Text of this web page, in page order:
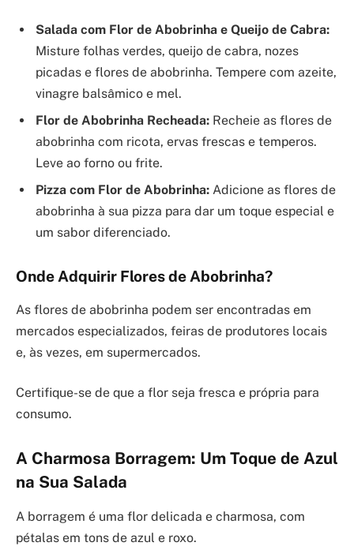
Salada com Flor de Abobrinha e Queijo de Cabra:
Misture folhas verdes, queijo de cabra, nozes
picadas e flores de abobrinha. Tempere com azeite,
vinagre balsâmico e mel.
Flor de Abobrinha Recheada: Recheie as flores de
abobrinha com ricota, ervas frescas e temperos.
Leve ao forno ou frite.
Pizza com Flor de Abobrinha: Adicione as flores de
abobrinha à sua pizza para dar um toque especial e
um sabor diferenciado.
Onde Adquirir Flores de Abobrinha?
As flores de abobrinha podem ser encontradas em
mercados especializados, feiras de produtores locais
e, às vezes, em supermercados.
Certifique-se de que a flor seja fresca e própria para
consumo.
A Charmosa Borragem: Um Toque de Azul
na Sua Salada
A borragem é uma flor delicada e charmosa, com
pétalas em tons de azul e roxo.